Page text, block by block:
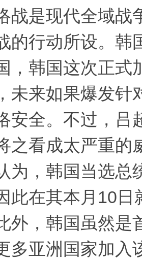
战是现代全域战
的行动所设。韩
，韩国这次正式
未来如果爆发针
安全。不过，吕
之看成太严重的
为，韩国当选总
此在其本月10
外，韩国虽然是
多亚洲国家加入